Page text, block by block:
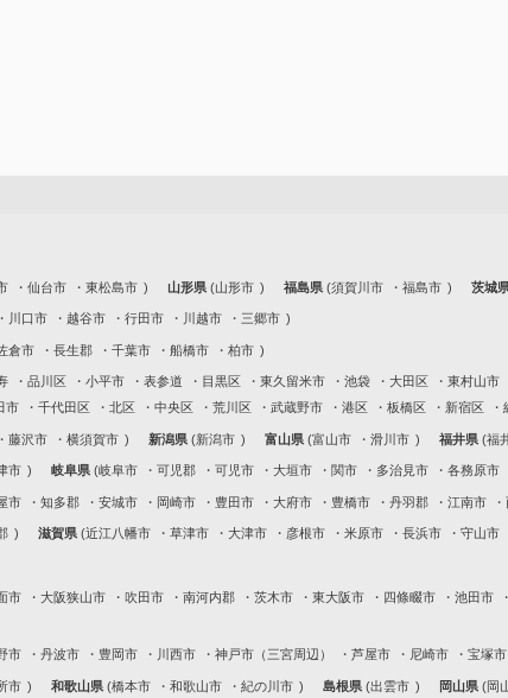
仙台市 東松島市 山形県 山形市 福島県 須賀川市 福島市 茨城
川口市 越谷市 行田市 川越市 三郷市
倉市 長生郡 千葉市 船橋市 柏市
品川区 小平市 表参道 目黒区 東久留米市 池袋 大田区 東村山市
市 千代田区 北区 中央区 荒川区 武蔵野市 港区 板橋区 新宿区
藤沢市 横須賀市 新潟県 新潟市 富山県 富山市 滑川市 福井県 福
市 岐阜県 岐阜市 可児郡 可児市 大垣市 関市 多治見市 各務原市
市 知多郡 安城市 岡崎市 豊田市 大府市 豊橋市 丹羽郡 江南市
滋賀県 近江八幡市 草津市 大津市 彦根市 米原市 長浜市 守山市
市 大阪狭山市 吹田市 南河内郡 茨木市 東大阪市 四條畷市 池田市
市 丹波市 豊岡市 川西市 神戸市（三宮周辺） 芦屋市 尼崎市 宝塚市
市 和歌山県 橋本市 和歌山市 紀の川市 島根県 出雲市 岡山県 岡